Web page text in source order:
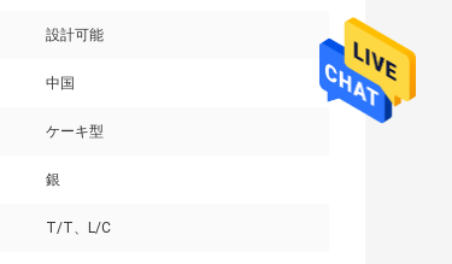
設計可能
中国
ケーキ型
銀
T/T、L/C